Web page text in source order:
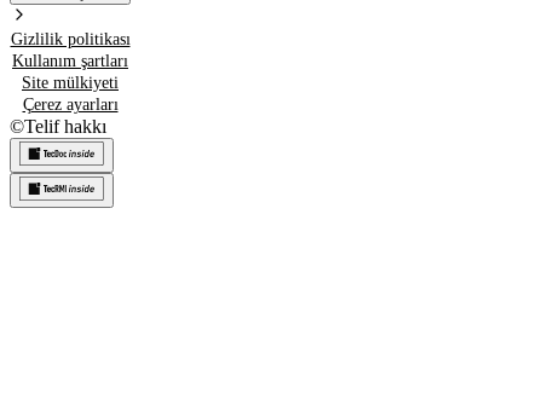
Gizlilik politikası
Kullanım şartları
Site mülkiyeti
Çerez ayarları
©Telif hakkı